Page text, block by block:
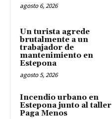
agosto 6, 2026
Un turista agrede
brutalmente a un
trabajador de
mantenimiento en
Estepona
agosto 5, 2026
Incendio urbano en
Estepona junto al taller
Paga Menos